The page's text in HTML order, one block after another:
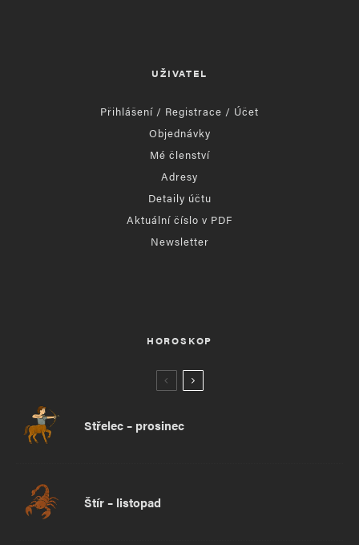
UŽIVATEL
Přihlášení / Registrace / Účet
Objednávky
Mé členství
Adresy
Detaily účtu
Aktuální číslo v PDF
Newsletter
HOROSKOP
Střelec – prosinec
Štír – listopad